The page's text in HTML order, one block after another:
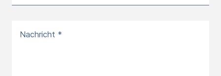
Nachricht *